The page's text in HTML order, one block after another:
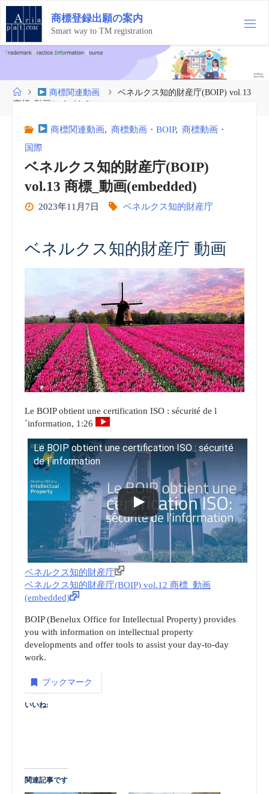
コ
テ
ン
ツ
ス
商標登録出願の案内
Smart way to TM registration
ホ
ー
商標関連動画
ベネルクス知的財産庁(BOIP) vol.13
商標_動画(embedded)
商標関連動画, 商標動画・BOIP, 商標動画・
国際
ベネルクス知的財産庁(BOIP)
vol.13 商標_動画(embedded)
2023年11月7日 ベネルクス知的財産庁
ベネルクス知的財産庁 動画
Le BOIP obtient une certification ISO : sécurité de l
´information, 1:26
Le BOIP obtient une certification ISO : sécurité
de l´information
ベネルクス知的財産庁
ベネルクス知的財産庁(BOIP) vol.12 商標_動画
(embedded)
BOIP (Benelux Office for Intellectual Property) provides
you with information on intellectual property
developments and offer tools to assist your day-to-day
work.
ブックマーク
いいね:
関連記事です